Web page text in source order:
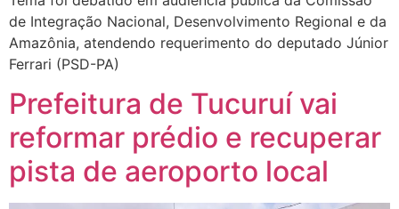
de Integração Nacional, Desenvolvimento Regional e da
Amazônia, atendendo requerimento do deputado Júnior
Ferrari (PSD-PA)
Prefeitura de Tucuruí vai
reformar prédio e recuperar
pista de aeroporto local